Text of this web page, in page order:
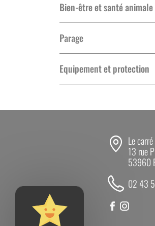
Bien-être et santé animale
Parage
Equipement et protection
Le
13 rue
53960
02 43